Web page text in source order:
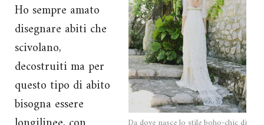
Ho sempre amato
disegnare abiti che
scivolano,
decostruiti ma per
questo tipo di abito
bisogna essere